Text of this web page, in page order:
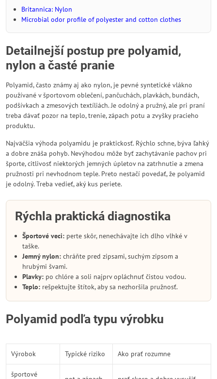
Britannica: Nylon
Microbial odor profile of polyester and cotton clothes
Detailnejší postup pre polyamid,
nylon a časté pranie
Polyamid, často známy aj ako nylon, je pevné syntetické vlákno
používané v športovom oblečení, pančuchách, plavkách, bundách,
podšívkach a zmesových textíliách. Je odolný a pružný, ale pri praní
treba dávať pozor na teplo, trenie, zápach potu a zvyšky pracieho
produktu.
Najväčšia výhoda polyamidu je praktickosť. Rýchlo schne, býva ľahký
a dobre znáša pohyb. Nevýhodou môže byť zachytávanie pachov pri
športe, citlivosť niektorých jemných úpletov na zatrhnutie a zmena
pružnosti pri nevhodnom teple. Preto nestačí povedať, že polyamid
je odolný. Treba vedieť, aký kus periete.
Rýchla praktická diagnostika
Športové veci: perte skôr, nenechávajte ich dlho vlhké v
taške.
Jemný nylon: chráňte pred zipsami, suchým zipsom a
hrubými švami.
Plavky: po chlóre a soli najprv opláchnuť čistou vodou.
Teplo: rešpektujte štítok, aby sa nezhoršila pružnosť.
Polyamid podľa typu výrobku
Výrobok Typické riziko Ako prať rozumne
športové